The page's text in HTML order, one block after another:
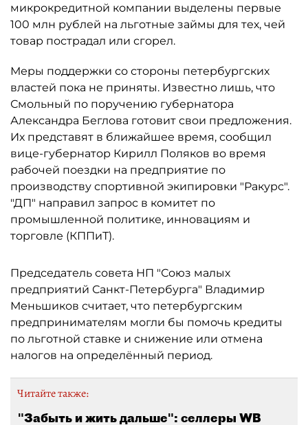
микрокредитной компании выделены первые
100 млн рублей на льготные займы для тех, чей
товар пострадал или сгорел.
Меры поддержки со стороны петербургских
властей пока не приняты. Известно лишь, что
Смольный по поручению губернатора
Александра Беглова готовит свои предложения.
Их представят в ближайшее время, сообщил
вице-губернатор Кирилл Поляков во время
рабочей поездки на предприятие по
производству спортивной экипировки "Ракурс".
"ДП" направил запрос в комитет по
промышленной политике, инновациям и
торговле (КППиТ).
Председатель совета НП "Союз малых
предприятий Санкт-Петербурга" Владимир
Меньшиков считает, что петербургским
предпринимателям могли бы помочь кредиты
по льготной ставке и снижение или отмена
налогов на определённый период.
Читайте также:
"Забыть и жить дальше": селлеры WB